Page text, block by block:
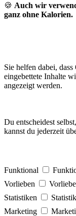
🍪 Auch wir
ganz ohne Kalorien.
Sie helfen dabei,
eingebettete Inhalte
angezeigt werden.
Du entscheidest
kannst du jederzeit
Funktional
Vorlieben
Statistiken
Marketing